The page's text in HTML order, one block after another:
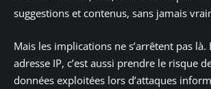
suggestions et contenus, sans jamais
Mais les implications ne s’arrêtent pas là.
adresse IP, c’est aussi prendre le risque
données exploitées lors d’attaques